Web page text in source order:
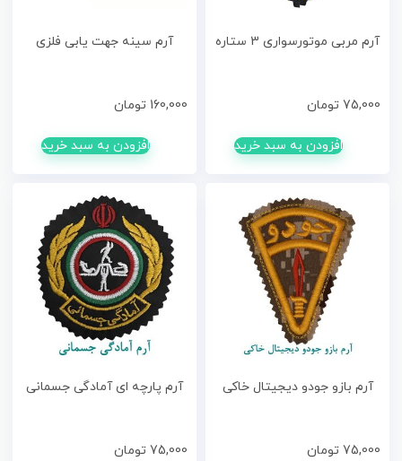
آرم مربی موتورسواری 3 ستاره
75,000 تومان
افزودن به سبد خرید
آرم سینه جهت یابی فلزی
160,000 تومان
افزودن به سبد خرید
آرم بازو جودو دیجیتال خاکی
75,000 تومان
آرم پارچه ای آمادگی جسمانی
75,000 تومان